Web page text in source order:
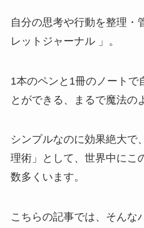
自分の思考や行動を整理・
レットジャーナル 」。
1本のペンと1冊のノートで
とができる、まるで魔法の
シンプルなのに効果絶大で
理術」として、世界中にこ
数多くいます。
こちらの記事では、そんな